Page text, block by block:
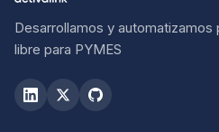
Desarrollamos y
libre para PYMES